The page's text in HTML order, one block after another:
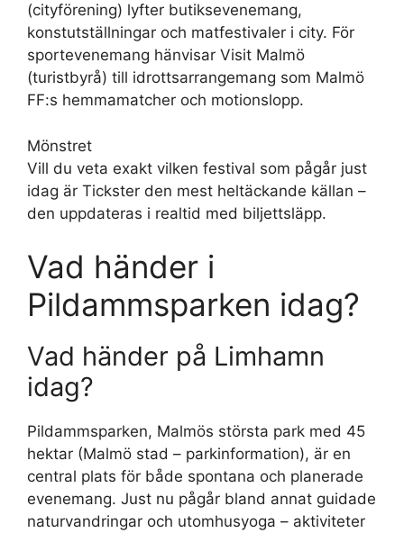
(cityförening) lyfter butiksevenemang,
konstutställningar och matfestivaler i city. För
sportevenemang hänvisar Visit Malmö
(turistbyrå) till idrottsarrangemang som Malmö
FF:s hemmamatcher och motionslopp.
Mönstret
Vill du veta exakt vilken festival som pågår just
idag är Tickster den mest heltäckande källan –
den uppdateras i realtid med biljettsläpp.
Vad händer i
Pildammsparken idag?
Vad händer på Limhamn
idag?
Pildammsparken, Malmös största park med 45
hektar (Malmö stad – parkinformation), är en
central plats för både spontana och planerade
evenemang. Just nu pågår bland annat guidade
naturvandringar och utomhusyoga – aktiviteter